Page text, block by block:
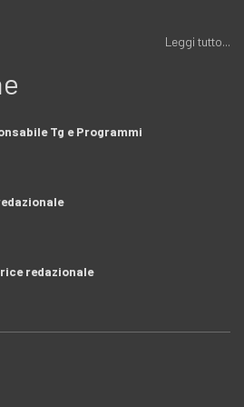
Leggi tutto...
Tg e Programmi
redazionale